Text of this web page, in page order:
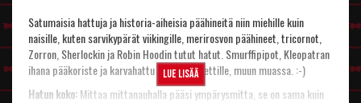
Satumaisia hattuja ja historia-aiheisia päähineitä niin miehille kuin
naisille, kuten sarvikypärät viikingille, merirosvon päähineet, tricornot,
Zorron, Sherlockin ja Robin Hoodin tutut hatut. Smurffipipot, Kleopatran
ihana pääkoriste ja karvahattu Davy Crockettille, muun muassa. :-)
Hatun koko:Mittaa mittanauhalla pääsi ympärysmitta, se on sama kuin
Lue lisää